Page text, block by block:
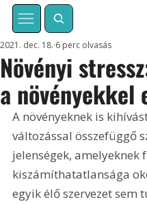
Növényi
a növényekkel
2021. dec. 18. 6 perc olvasás
A növényeknek is
változással összefüggő
jelenségek, amelyeknek
kiszámíthatatlansága
egyik élő szervezet sem